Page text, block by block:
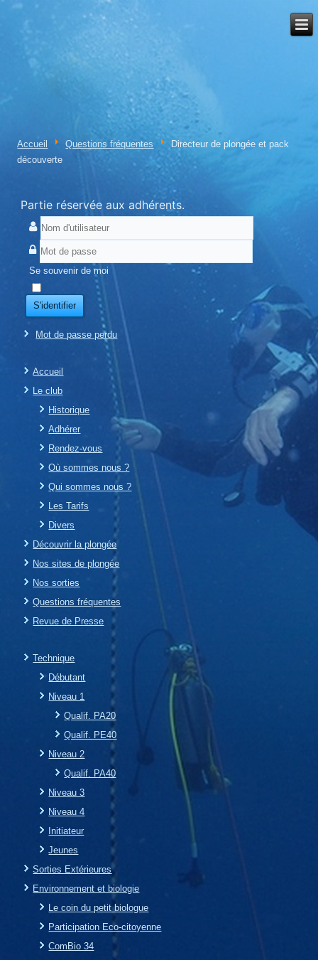
Accueil Questions fréquentes
Directeur de plongée et pack
découverte
Partie réservée aux adhérents.
Se souvenir de moi
S'identifier
Mot de passe perdu
Accueil
Le club
Historique
Adhérer
Rendez-vous
Où sommes nous ?
Qui sommes nous ?
Les Tarifs
Divers
Découvrir la plongée
Nos sites de plongée
Nos sorties
Questions fréquentes
Revue de Presse
Technique
Débutant
Niveau 1
Qualif. PA20
Qualif. PE40
Niveau 2
Qualif. PA40
Niveau 3
Niveau 4
Initiateur
Jeunes
Sorties Extérieures
Environnement et biologie
Le coin du petit biologue
Participation Eco-citoyenne
ComBio 34